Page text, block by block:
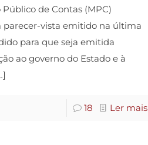
de Contas (MPC)
parecer-vista emitido na última
para que seja emitida
ao governo do Estado e à
18 Ler mais